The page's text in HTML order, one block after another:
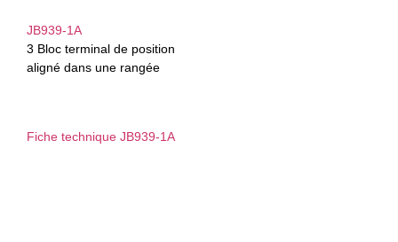
JB939-1A
3 Bloc terminal de position
aligné dans une rangée
Fiche technique JB939-1A